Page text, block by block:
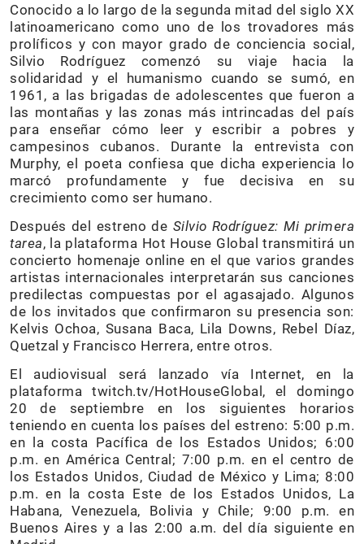
Conocido a lo largo de la segunda mitad del siglo XX
latinoamericano como uno de los trovadores más
prolíficos y con mayor grado de conciencia social,
Silvio Rodríguez comenzó su viaje hacia la
solidaridad y el humanismo cuando se sumó, en
1961, a las brigadas de adolescentes que fueron a
las montañas y las zonas más intrincadas del país
para enseñar cómo leer y escribir a pobres y
campesinos cubanos. Durante la entrevista con
Murphy, el poeta confiesa que dicha experiencia lo
marcó profundamente y fue decisiva en su
crecimiento como ser humano.
Después del estreno de Silvio Rodríguez: Mi primera
tarea, la plataforma Hot House Global transmitirá un
concierto homenaje online en el que varios grandes
artistas internacionales interpretarán sus canciones
predilectas compuestas por el agasajado. Algunos
de los invitados que confirmaron su presencia son:
Kelvis Ochoa, Susana Baca, Lila Downs, Rebel Díaz,
Quetzal y Francisco Herrera, entre otros.
El audiovisual será lanzado vía Internet, en la
plataforma twitch.tv/HotHouseGlobal, el domingo
20 de septiembre en los siguientes horarios
teniendo en cuenta los países del estreno: 5:00 p.m.
en la costa Pacífica de los Estados Unidos; 6:00
p.m. en América Central; 7:00 p.m. en el centro de
los Estados Unidos, Ciudad de México y Lima; 8:00
p.m. en la costa Este de los Estados Unidos, La
Habana, Venezuela, Bolivia y Chile; 9:00 p.m. en
Buenos Aires y a las 2:00 a.m. del día siguiente en